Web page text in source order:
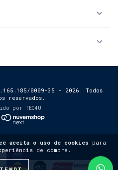
aceita o uso de cookies para
de compra.
0009-35 - 2026. Todos
reservados.
por TEC4U